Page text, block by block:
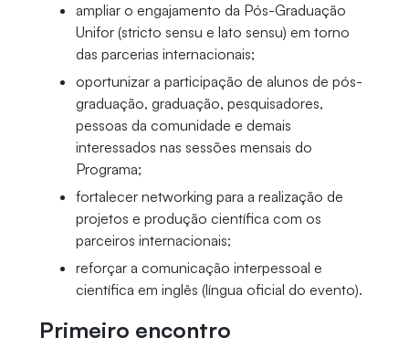
ampliar o engajamento da Pós-Graduação
Unifor (stricto sensu e lato sensu) em torno
das parcerias internacionais;
oportunizar a participação de alunos de pós-
graduação, graduação, pesquisadores,
pessoas da comunidade e demais
interessados nas sessões mensais do
Programa;
fortalecer networking para a realização de
projetos e produção científica com os
parceiros internacionais;
reforçar a comunicação interpessoal e
científica em inglês (língua oficial do evento).
Primeiro encontro